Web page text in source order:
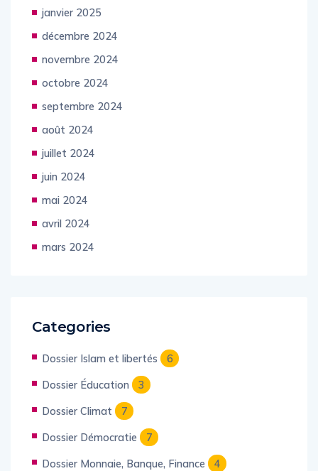
janvier 2025
décembre 2024
novembre 2024
octobre 2024
septembre 2024
août 2024
juillet 2024
juin 2024
mai 2024
avril 2024
mars 2024
Categories
Dossier Islam et libertés
6
Dossier Éducation
3
Dossier Climat
7
Dossier Démocratie
7
Dossier Monnaie, Banque, Finance
4